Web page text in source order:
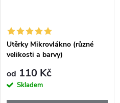
Utěrky Mikrovlákno (různé
velikosti a barvy)
od 110 Kč
Skladem